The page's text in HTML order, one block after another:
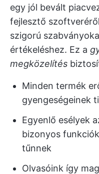
egy jól bevált
fejlesztő
szigorú
értékeléshez. Ez a
megközelítés
Minden termék
gyengeségeinek
Egyenlő esélyek
bizonyos
tűnnek
Olvasóink így